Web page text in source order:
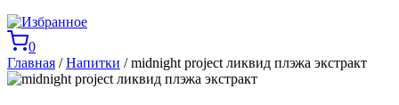
0
Главная /Напитки / midnight project ликвид плэжа экстракт